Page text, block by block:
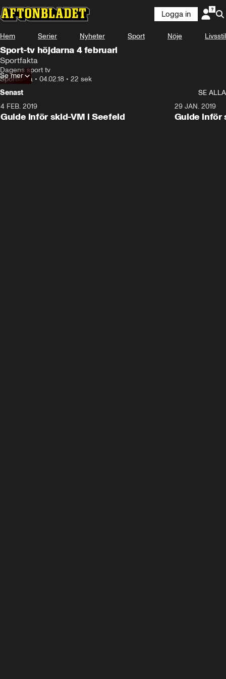
Logga in
Hem Serier Nyheter Sport Nöje Livsstil
Sport-tv höjdarna 4 februari
Sportfakta
Dagens sport tv
Sportfakta • 04.02.18 • 22 sek
Se mer
Senast
SE ALLA
4 FEB. 2019
Guide inför skid-VM i Seefeld
29 JAN. 2019
Guide inför